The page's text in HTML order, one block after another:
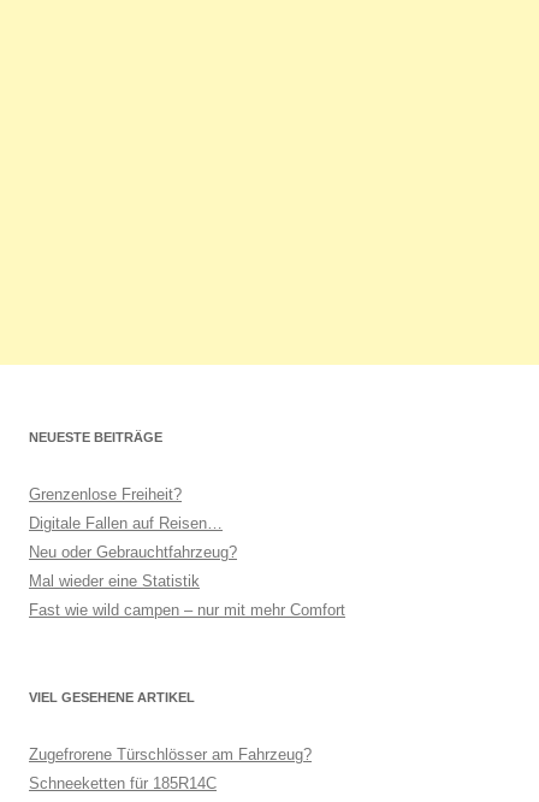
NEUESTE BEITRÄGE
Grenzenlose Freiheit?
Digitale Fallen auf Reisen…
Neu oder Gebrauchtfahrzeug?
Mal wieder eine Statistik
Fast wie wild campen – nur mit mehr Comfort
VIEL GESEHENE ARTIKEL
Zugefrorene Türschlösser am Fahrzeug?
Schneeketten für 185R14C